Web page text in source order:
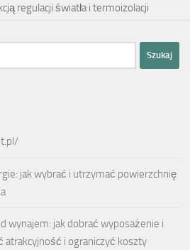
regulacji światła i termoizolacji
jak wybrać i utrzymać powierzchnię
wynajem: jak dobrać wyposażenie i
atrakcyjność i ograniczyć koszty